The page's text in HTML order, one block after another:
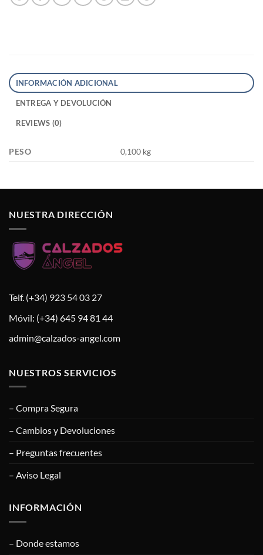
INFORMACIÓN ADICIONAL
ENTREGA Y DEVOLUCIÓN
REVIEWS (0)
PESO 0,100 kg
NUESTRA DIRECCIÓN
Telf. (+34) 923 54 03 27
Móvil: (+34) 645 94 81 44
admin@calzados-angel.com
NUESTROS SERVICIOS
– Compra Segura
– Cambios y Devoluciones
– Preguntas frecuentes
– Aviso Legal
INFORMACIÓN
– Donde estamos